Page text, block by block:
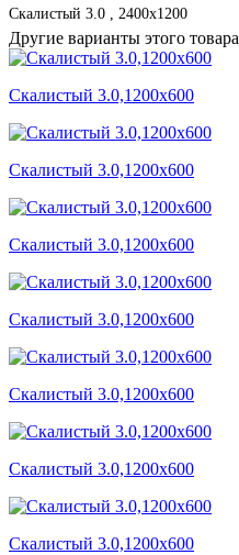
Скалистый 3.0 , 2400x1200
Другие варианты этого товара
Скалистый 3.0,1200x600
Скалистый 3.0,1200x600
Скалистый 3.0,1200x600
Скалистый 3.0,1200x600
Скалистый 3.0,1200x600
Скалистый 3.0,1200x600
Скалистый 3.0,1200x600